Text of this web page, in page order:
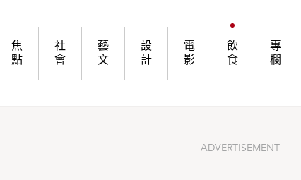
焦
點
社
會
藝
文
設
計
電
影
飲
食
專
欄
ADVERTISEMENT